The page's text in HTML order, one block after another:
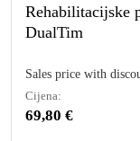
Rehabilitacijske
DualTim
Sales price with
Cijena:
69,80 €